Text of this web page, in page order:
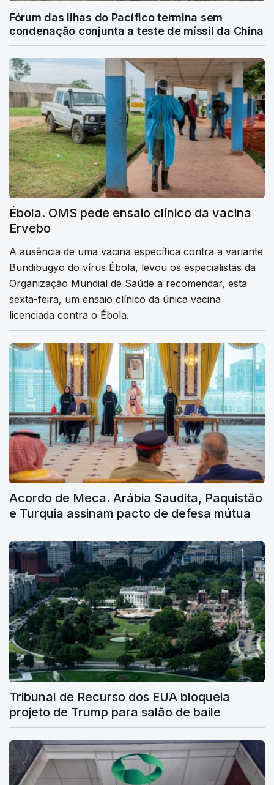
Fórum das Ilhas do Pacífico termina sem
condenação conjunta a teste de míssil da China
Ébola. OMS pede ensaio clínico da vacina
Ervebo
A ausência de uma vacina específica contra a variante
Bundibugyo do vírus Ébola, levou os especialistas da
Organização Mundial de Saúde a recomendar, esta
sexta-feira, um ensaio clínico da única vacina
licenciada contra o Ébola.
Acordo de Meca. Arábia Saudita, Paquistão
e Turquia assinam pacto de defesa mútua
Tribunal de Recurso dos EUA bloqueia
projeto de Trump para salão de baile